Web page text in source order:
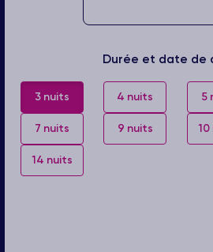
Durée et date de
3 nuits 4 nuits 5
7 nuits 9 nuits 10
14 nuits